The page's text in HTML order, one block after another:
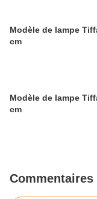
Modèle de lampe
cm
Modèle de lampe
cm
Commentaires